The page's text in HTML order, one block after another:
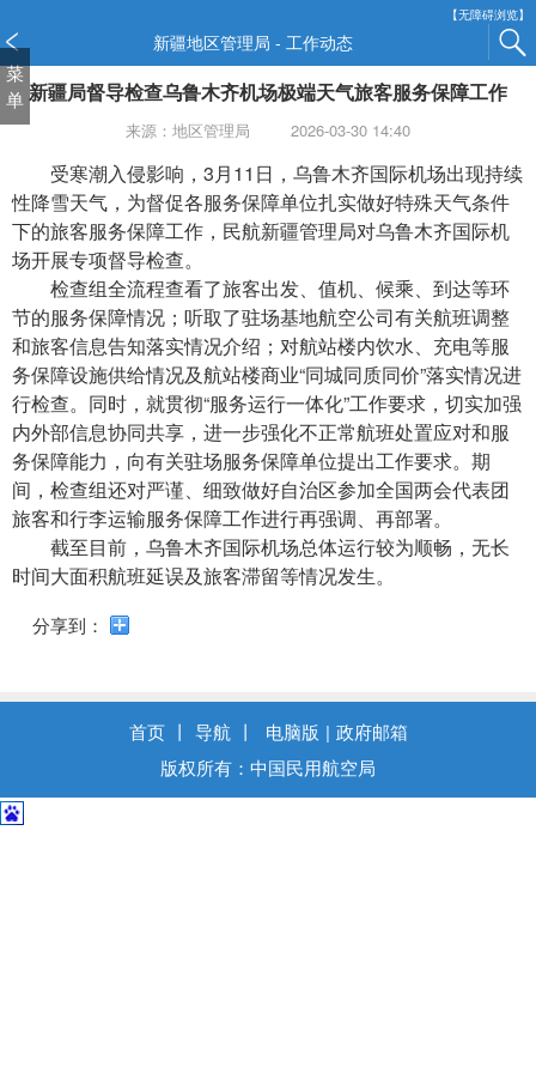
【无障碍浏览】
新疆地区管理局 - 工作动态
菜
单新疆局督导检查乌鲁木齐机场极端天气旅客服务保障工作
来源：地区管理局 2026-03-30 14:40
受寒潮入侵影响，3月11日，乌鲁木齐国际机场出现持续
性降雪天气，为督促各服务保障单位扎实做好特殊天气条件
下的旅客服务保障工作，民航新疆管理局对乌鲁木齐国际机
场开展专项督导检查。
检查组全流程查看了旅客出发、值机、候乘、到达等环
节的服务保障情况；听取了驻场基地航空公司有关航班调整
和旅客信息告知落实情况介绍；对航站楼内饮水、充电等服
务保障设施供给情况及航站楼商业“同城同质同价”落实情况进
行检查。同时，就贯彻“服务运行一体化”工作要求，切实加强
内外部信息协同共享，进一步强化不正常航班处置应对和服
务保障能力，向有关驻场服务保障单位提出工作要求。期
间，检查组还对严谨、细致做好自治区参加全国两会代表团
旅客和行李运输服务保障工作进行再强调、再部署。
截至目前，乌鲁木齐国际机场总体运行较为顺畅，无长
时间大面积航班延误及旅客滞留等情况发生。
分享到：
首页 丨 导航 丨 电脑版 | 政府邮箱
版权所有：中国民用航空局
窗
口
打
碍
说
明
Alt
加
波
浪
键
打
开
盲